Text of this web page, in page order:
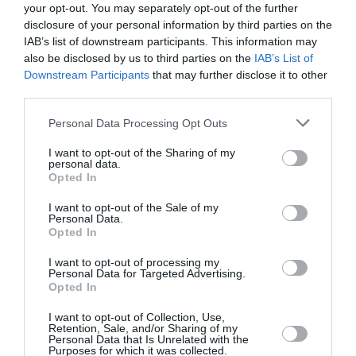
your opt-out. You may separately opt-out of the further
disclosure of your personal information by third parties on the
IAB’s list of downstream participants. This information may
also be disclosed by us to third parties on the IAB’s List of
Downstream Participants that may further disclose it to other
Please note that this website/app uses one or more Google
not limited to your visit or usage behaviour. You may click to
grant or deny consent to Google and its third-party tags to
use your data for below specified purposes in below Google
consent section.
Personal Data Processing Opt Outs
I want to opt-out of the Sharing of my
personal data.
Opted In
I want to opt-out of the Sale of my
Personal Data.
Opted In
I want to opt-out of processing my
Personal Data for Targeted Advertising.
Opted In
I want to opt-out of Collection, Use,
Retention, Sale, and/or Sharing of my
Personal Data that Is Unrelated with the
Purposes for which it was collected.
Πολιτειών, του Ισραήλ και άλλων χωρών που
χαρακτηρίζει ως «εχθρικές» α...
08:16 | 07 Αυγούστου 2026 Πλανήτης
Τουρκία, Σαουδική Αραβία και